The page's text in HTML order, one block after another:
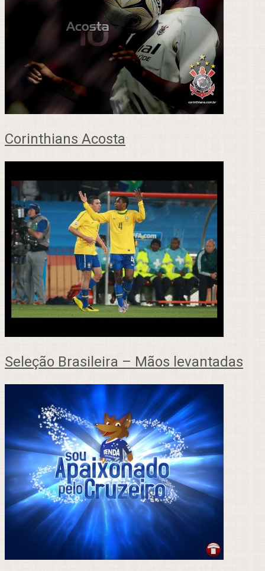
Corinthians Acosta
Seleção Brasileira – Mãos levantadas